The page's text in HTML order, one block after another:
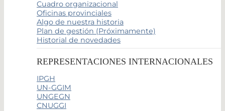
Cuadro organizacional
Oficinas provinciales
Algo de nuestra historia
Plan de gestión (Próximamente)
Historial de novedades
REPRESENTACIONES INTERNACIONALES
IPGH
UN-GGIM
UNGEGN
CNUGGI